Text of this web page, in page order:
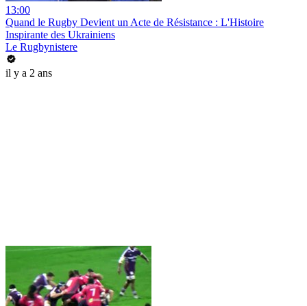
13:00
Quand le Rugby Devient un Acte de Résistance : L'Histoire
Inspirante des Ukrainiens
Le Rugbynistere
il y a 2 ans